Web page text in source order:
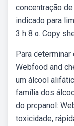
concentração
indicado para
3 h 8 o. Copy
Para
Webfood and
um álcool
família dos
do propanol:
toxicidade,